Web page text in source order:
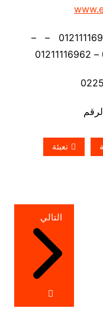
موبايل: 01211116954 – – 01211116956 – –
تعبئة
التالي